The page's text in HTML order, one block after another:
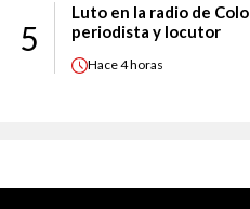
5
Luto en la radio de
periodista y locutor
Hace4 horas